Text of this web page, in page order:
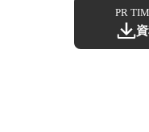
PR